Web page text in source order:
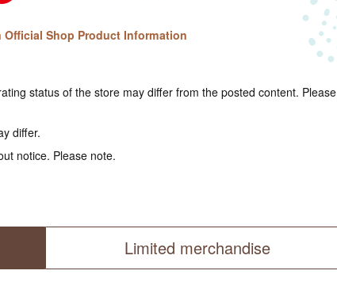
Official Shop Product Information
status of the store may differ from the posted content. Please
differ.
notice. Please note.
Limited merchandise